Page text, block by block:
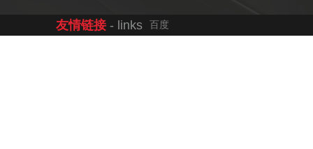
友情链接 - links 百度